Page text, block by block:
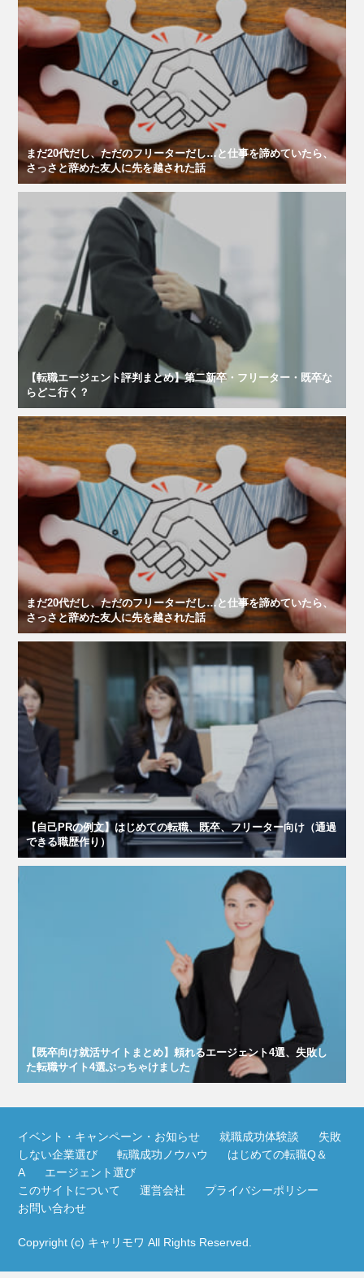
まだ20代だし、ただのフリーターだし…と仕事を諦めていたら、
さっさと辞めた友人に先を越された話
【転職エージェント評判まとめ】第二新卒・フリーター・既卒な
らどこ行く？
まだ20代だし、ただのフリーターだし…と仕事を諦めていたら、
さっさと辞めた友人に先を越された話
【自己PRの例文】はじめての転職、既卒、フリーター向け（通過
できる職歴作り）
【既卒向け就活サイトまとめ】頼れるエージェント4選、失敗し
た転職サイト4選ぶっちゃけました
イベント・キャンペーン・お知らせ 就職成功体験談
失敗
しない企業選び
転職成功ノウハウ
はじめての転職Q＆
A
エージェント選び
このサイトについて
運営会社
プライバシーポリシー
お問い合わせ
Copyright (c) キャリモワ All Rights Reserved.